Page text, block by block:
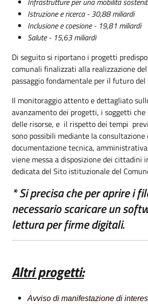
Istruzione e ricerca - 30,88 miliardi
Inclusione e coesione - 19,81 miliardi
Salute - 15,63 miliardi
Di seguito si riportano i progetti
comunali finalizzati alla realizzazione
passaggio fondamentale per il futuro del
Il monitoraggio attento e dettagliato
avanzamento dei progetti, i soggetti
delle risorse, e il rispetto dei tempi
sono possibili mediante la consultazione
documentazione tecnica,
viene messa a disposizione dei cittadini
dedicata del Sito istituzionale del
* Si precisa che per aprire i
necessario scaricare un
lettura per firme digitali.
Altri progetti:
Avviso di manifestazione di